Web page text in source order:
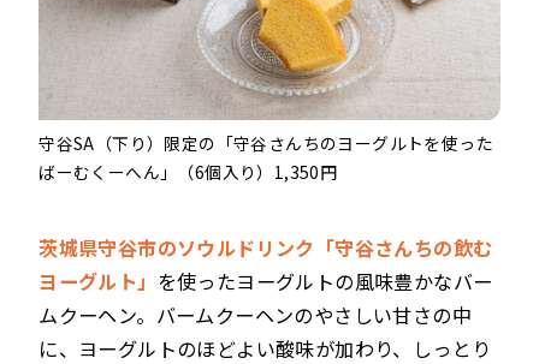
守谷SA（下り）限定の「守谷さんちのヨーグルトを使った
ばーむくーへん」（6個入り）1,350円
茨城県守谷市のソウルドリンク「守谷さんちの飲む
ヨーグルト」 を使ったヨーグルトの風味豊かなバー
ムクーヘン。バームクーヘンのやさしい甘さの中
に、ヨーグルトのほどよい酸味が加わり、しっとり